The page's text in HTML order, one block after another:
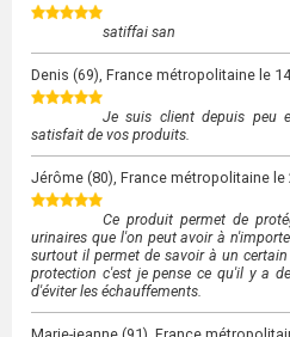
satiffai san
Denis (69), France métropolitaine le
Je suis client depuis peu
satisfait de vos produits.
Jérôme (80), France métropolitaine le
Ce produit permet de
urinaires que l'on peut avoir à
surtout il permet de savoir à un
protection c'est je pense ce qu'il y a
d'éviter les échauffements.